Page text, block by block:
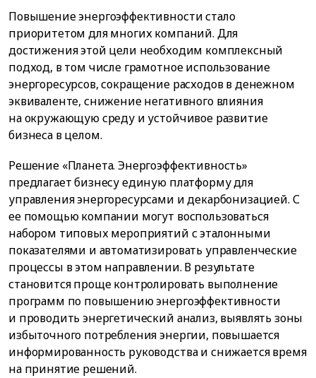
Повышение энергоэффективности стало
приоритетом для многих компаний. Для
достижения этой цели необходим комплексный
подход, в том числе грамотное использование
энергоресурсов, сокращение расходов в денежном
эквиваленте, снижение негативного влияния
на окружающую среду и устойчивое развитие
бизнеса в целом.
Решение «Планета. Энергоэффективность»
предлагает бизнесу единую платформу для
управления энергоресурсами и декарбонизацией. С
ее помощью компании могут воспользоваться
набором типовых мероприятий с эталонными
показателями и автоматизировать управленческие
процессы в этом направлении. В результате
становится проще контролировать выполнение
программ по повышению энергоэффективности
и проводить энергетический анализ, выявлять зоны
избыточного потребления энергии, повышается
информированность руководства и снижается время
на принятие решений.